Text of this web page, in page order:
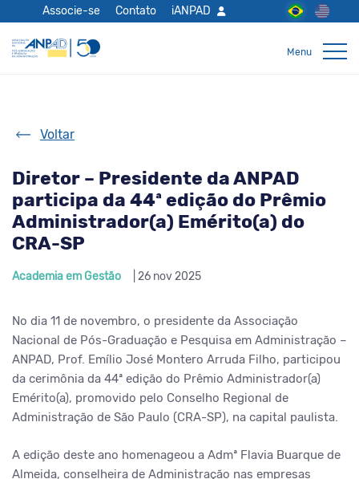
Associe-se Contato iANPAD
Voltar
Diretor – Presidente da ANPAD
participa da 44ª edição do Prêmio
Administrador(a) Emérito(a) do
CRA-SP
Academia em Gestão | 26 nov 2025
No dia 11 de novembro, o presidente da Associação
Nacional de Pós-Graduação e Pesquisa em Administração –
ANPAD, Prof. Emílio José Montero Arruda Filho, participou
da cerimônia da 44ª edição do Prêmio Administrador(a)
Emérito(a), promovido pelo Conselho Regional de
Administração de São Paulo (CRA-SP), na capital paulista.
A edição deste ano homenageou a Admª Flavia Buarque de
Almeida, conselheira de Administração nas empresas